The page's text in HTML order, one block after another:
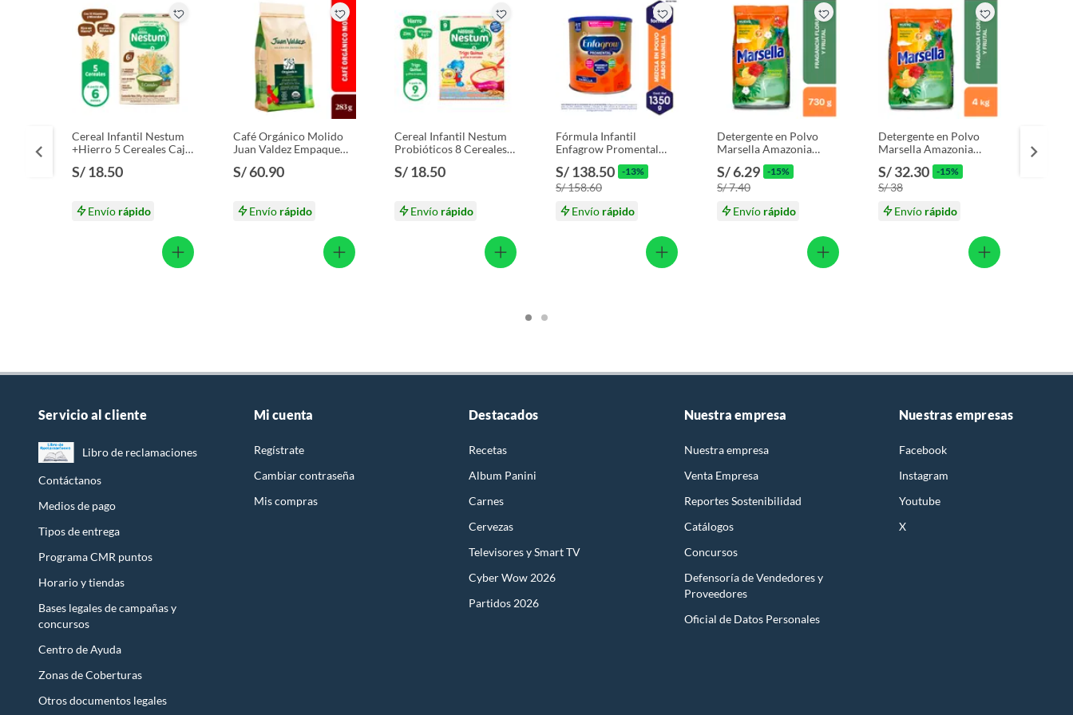
Baterías de auto.
Motocicletas y bicicletas motorizadas.
Licores y cigarros electrónicos.
Cereal Infantil Nestum
+Hierro 5 Cereales Caja
S/ 18.50
Envío rápido
Café Orgánico Molido
Juan Valdez Empaque
S/ 60.90
Envío rápido
Cereal Infantil Nestum
Probióticos 8 Cereales
S/ 18.50
Envío rápido
Fórmula Infantil
Enfagrow Promental
Vainilla Lata 1.35 Kg
S/ 138.50 -13%
S/ 158.60
Envío rápido
Detergente en Polvo
Marsella Amazonia
Tropical Bolsa 730 g
S/ 6.29 -15%
S/ 7.40
Envío rápido
Detergente en Polvo
Marsella Amazonia
Tropical Bolsa 4 Kg
S/ 32.30 -15%
S/ 38
Envío rápido
Servicio al cliente
Libro de reclamaciones
Contáctanos
Medios de pago
Tipos de entrega
Programa CMR puntos
Horario y tiendas
Bases legales de campañas y
concursos
Centro de Ayuda
Zonas de Coberturas
Otros documentos legales
Mi cuenta
Regístrate
Cambiar contraseña
Mis compras
Destacados
Recetas
Album Panini
Carnes
Cervezas
Televisores y Smart TV
Cyber Wow 2026
Partidos 2026
Nuestra empresa
Nuestra empresa
Venta Empresa
Reportes Sostenibilidad
Catálogos
Concursos
Defensoría de Vendedores y
Proveedores
Oficial de Datos Personales
Nuestras empresas
Facebook
Instagram
Youtube
X